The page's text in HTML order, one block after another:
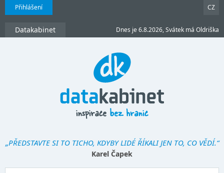
Přihlášení CZ
Datakabinet Dnes je 6.8.2026, Svátek má Oldriška
„PŘEDSTAVTE SI TO TICHO, KDYBY LIDÉ ŘÍKALI JEN TO, CO VĚDÍ.“
Karel Čapek